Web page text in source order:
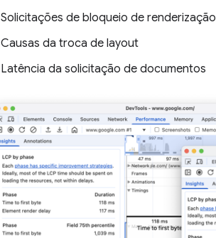
Solicitações de bloqueio de renderização
Causas da troca de layout
Latência da solicitação de documentos